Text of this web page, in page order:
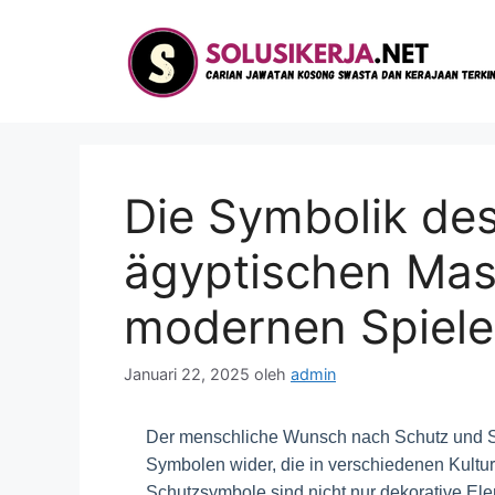
Die Symbolik
ägyptischen
modernen
Januari 22, 2025 oleh admin
Der menschliche Wunsch nach Schutz
Symbolen wider, die in verschiedenen